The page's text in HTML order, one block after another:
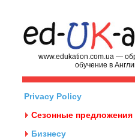
www.edukation.com.ua —
обучение в
Privacy Policy
Сезонные предложения
Бизнесу